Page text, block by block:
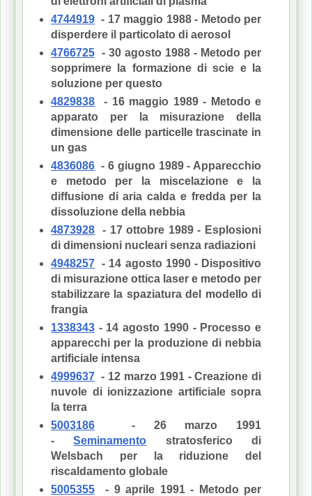
4744919 - 17 maggio 1988 - Metodo per
disperdere il particolato di aerosol
4766725 - 30 agosto 1988 - Metodo per
sopprimere la formazione di scie e la
soluzione per questo
4829838 - 16 maggio 1989 - Metodo e
apparato per la misurazione della
dimensione delle particelle trascinate in
un gas
4836086 - 6 giugno 1989 - Apparecchio
e metodo per la miscelazione e la
diffusione di aria calda e fredda per la
dissoluzione della nebbia
4873928 - 17 ottobre 1989 - Esplosioni
di dimensioni nucleari senza radiazioni
4948257 - 14 agosto 1990 - Dispositivo
di misurazione ottica laser e metodo per
stabilizzare la spaziatura del modello di
frangia
1338343 - 14 agosto 1990 - Processo e
apparecchi per la produzione di nebbia
artificiale intensa
4999637 - 12 marzo 1991 - Creazione di
nuvole di ionizzazione artificiale sopra
la terra
5003186 - 26 marzo 1991
-Seminamento stratosferico di
Welsbach per la riduzione del
riscaldamento globale
5005355 - 9 aprile 1991 - Metodo per